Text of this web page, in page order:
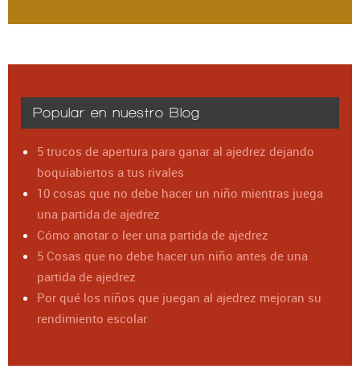
Popular en nuestro Blog
5 trucos de apertura para ganar al ajedrez dejando
boquiabiertos a tus rivales
10 cosas que no debe hacer un niño mientras juega
una partida de ajedrez
Cómo anotar o leer una partida de ajedrez
5 Cosas que no debe hacer un niño antes de una
partida de ajedrez
Por qué los niños que juegan al ajedrez mejoran su
rendimiento escolar